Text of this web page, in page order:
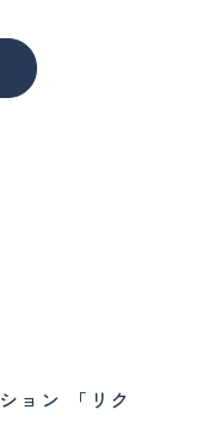
ョン 「リク